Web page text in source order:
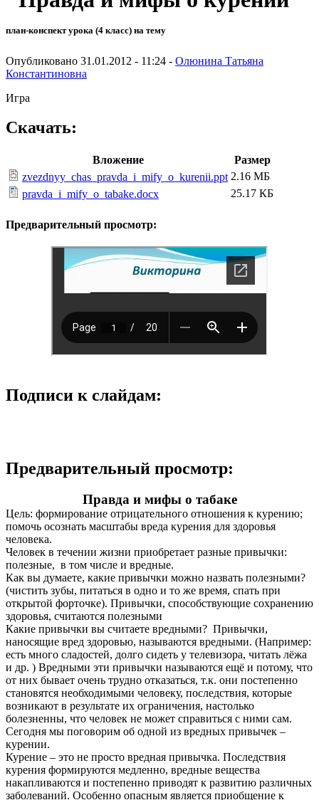
план-конспект урока (4 класс) на тему
Опубликовано 31.01.2012 - 11:24 - Олюнина Татьяна
Константиновна
Игра
Скачать:
Вложение
Размер
zvezdnyy_chas_pravda_i_mify_o_kurenii.ppt 2.16 МБ
pravda_i_mify_o_tabake.docx
25.17 КБ
Предварительный просмотр:
Подписи к слайдам:
Предварительный просмотр:
Правда и мифы о табаке
Цель: формирование отрицательного отношения к курению;
помочь осознать масштабы вреда курения для здоровья
человека.
Человек в течении жизни приобретает разные привычки:
полезные, в том числе и вредные.
Как вы думаете, какие привычки можно назвать полезными?
(чистить зубы, питаться в одно и то же время, спать при
открытой форточке). Привычки, способствующие сохранению
здоровья, считаются полезными
Какие привычки вы считаете вредными? Привычки,
наносящие вред здоровью, называются вредными. (Например:
есть много сладостей, долго сидеть у телевизора, читать лёжа
и др. ) Вредными эти привычки называются ещё и потому, что
от них бывает очень трудно отказаться, т.к. они постепенно
становятся необходимыми человеку, последствия, которые
возникают в результате их ограничения, настолько
болезненны, что человек не может справиться с ними сам.
Сегодня мы поговорим об одной из вредных привычек –
курении.
Курение – это не просто вредная привычка. Последствия
курения формируются медленно, вредные вещества
накапливаются и постепенно приводят к развитию различных
заболеваний. Особенно опасным является приобщение к